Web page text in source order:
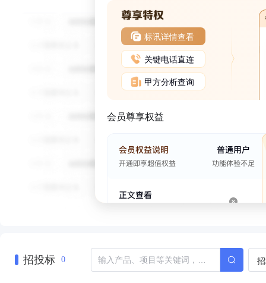
标讯详情查看
关键电话直连
甲方分析查询
会员尊享权益
招投标 0